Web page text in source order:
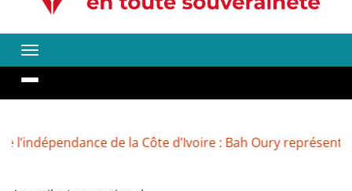
de la Côte d’Ivoire : Bah Oury représente